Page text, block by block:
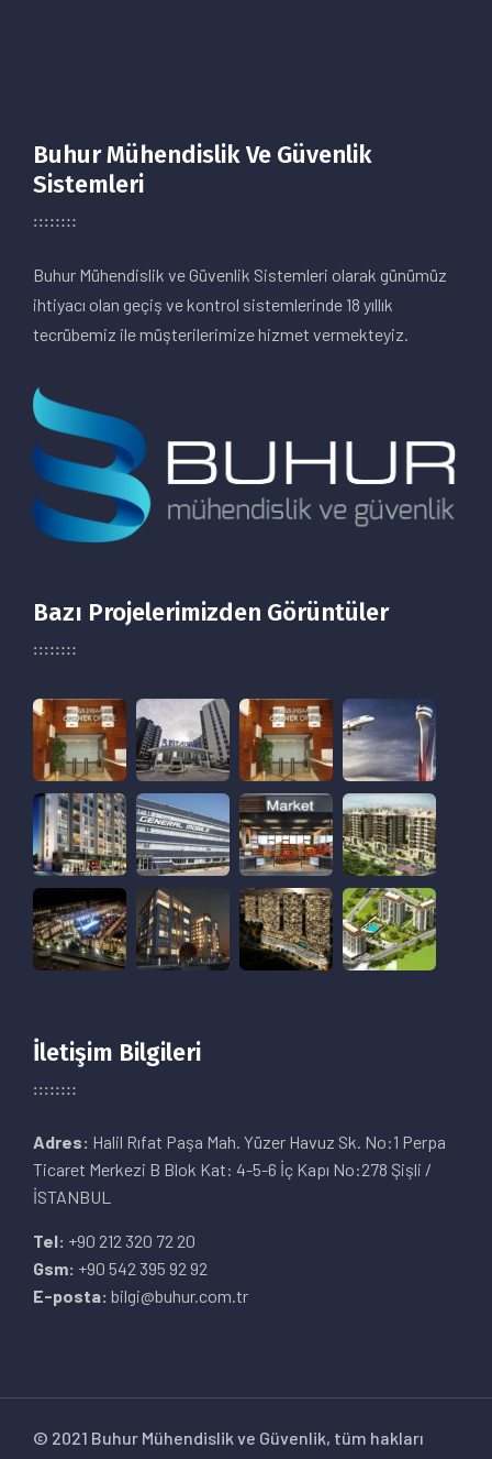
Buhur Mühendislik Ve Güvenlik
Sistemleri
Buhur Mühendislik ve Güvenlik Sistemleri olarak günümüz
ihtiyacı olan geçiş ve kontrol sistemlerinde 18 yıllık
tecrübemiz ile müşterilerimize hizmet vermekteyiz.
Bazı Projelerimizden Görüntüler
İletişim Bilgileri
Adres: Halil Rıfat Paşa Mah. Yüzer Havuz Sk. No:1 Perpa
Ticaret Merkezi B Blok Kat: 4-5-6 İç Kapı No:278 Şişli /
İSTANBUL
Tel: +90 212 320 72 20
Gsm: +90 542 395 92 92
E-posta: bilgi@buhur.com.tr
© 2021 Buhur Mühendislik ve Güvenlik, tüm hakları